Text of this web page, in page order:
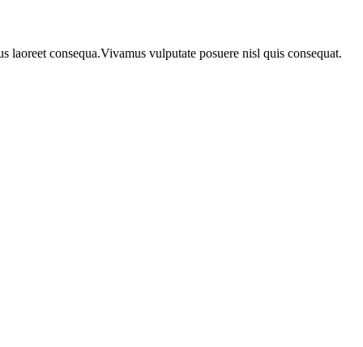
consequa.Vivamus vulputate posuere nisl quis consequat.